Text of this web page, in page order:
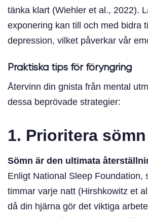
tänka klart (Wiehler et al., 2022).
exponering kan till och med bidra
depression, vilket påverkar vår
Praktiska tips för föryngring
Återvinn din gnista från mental
dessa beprövade strategier:
1. Prioritera sömn
Sömn är den ultimata
Enligt National Sleep Foundation,
timmar varje natt (Hirshkowitz et
då din hjärna gör det viktiga